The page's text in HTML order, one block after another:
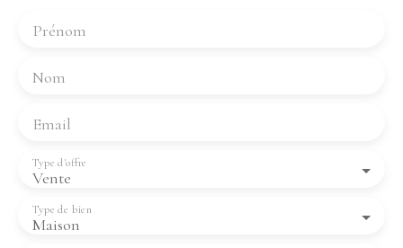
Prénom
Nom
Email
Vente
Type d'offre
Maison
Type de bien